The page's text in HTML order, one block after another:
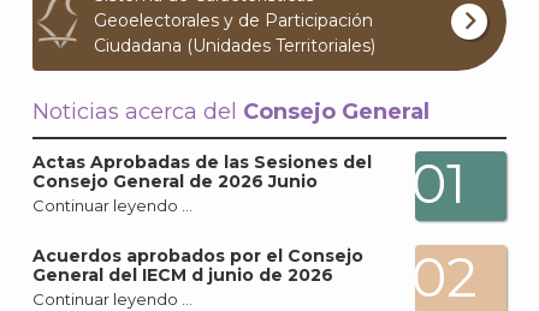
Geoelectorales y de Participación
Ciudadana (Unidades Territoriales)
Noticias acerca del Consejo General
Actas Aprobadas de las Sesiones del
Consejo General de 2026 Junio
Continuar leyendo … 01
Acuerdos aprobados por el Consejo
General del IECM d junio de 2026
Continuar leyendo … 02